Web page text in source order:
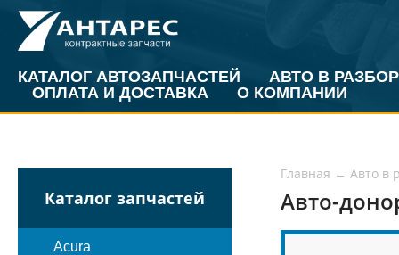
КАТАЛОГ АВТОЗАПЧАСТЕЙ
АВТО В РАЗБОР
ОПЛАТА И ДОСТАВКА
О КОМПАНИИ
Каталог запчастей
Acura
Главная ← Авто в
Авто-